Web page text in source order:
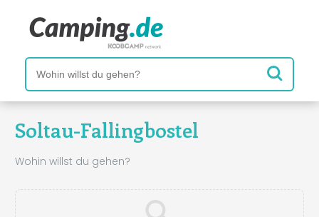
Soltau-Fallingbostel
Wohin willst du gehen?